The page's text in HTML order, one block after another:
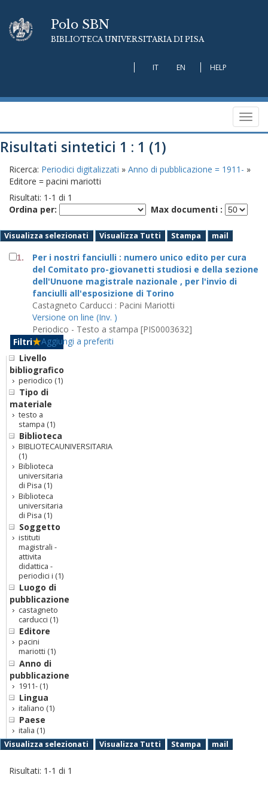
Polo SBN
BIBLIOTECA UNIVERSITARIA DI PISA
IT EN HELP
Risultati sintetici 1 : 1 (1)
Ricerca: Periodici digitalizzati » Anno di pubblicazione = 1911- »
Editore = pacini mariotti
Risultati: 1 -1 di 1
Ordina per:
Max documenti :
Visualizza selezionati Visualizza Tutti Stampa mail
1.
Per i nostri fanciulli : numero unico edito per cura
del Comitato pro-giovanetti studiosi e della sezione
dell'Unuone magistrale nazionale , per l'invio di
fanciulli all'esposizione di Torino
Castagneto Carducci : Pacini Mariotti
Versione on line (Inv. )
Periodico - Testo a stampa [PIS0003632]
Aggiungi a preferiti
Filtri
Livello
bibliografico
periodico (1)
Tipo di
materiale
testo a
stampa (1)
Biblioteca
BIBLIOTECAUNIVERSITARIA
(1)
Biblioteca
universitaria
di Pisa (1)
Biblioteca
universitaria
di Pisa (1)
Soggetto
istituti
magistrali -
attivita
didattica -
periodici i (1)
Luogo di
pubblicazione
castagneto
carducci (1)
Editore
pacini
mariotti (1)
Anno di
pubblicazione
1911- (1)
Lingua
italiano (1)
Paese
italia (1)
Visualizza selezionati
Visualizza Tutti Stampa mail
Risultati: 1 -1 di 1